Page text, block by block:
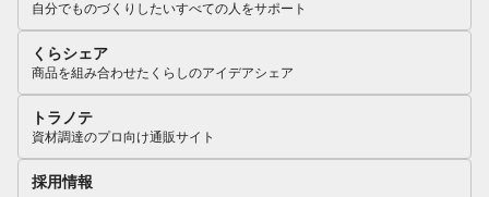
自分でものづくりしたいすべての人をサポート
くらシェア
商品を組み合わせたくらしのアイデアシェア
トラノテ
資材調達のプロ向け通販サイト
採用情報